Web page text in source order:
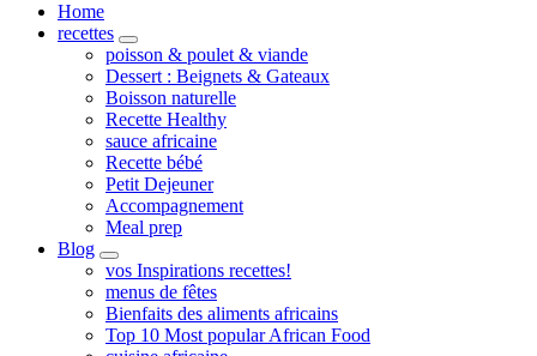
Home
recettes
expand
child
menu
poisson & poulet & viande
Dessert : Beignets & Gateaux
Boisson naturelle
Recette Healthy
sauce africaine
Recette bébé
Petit Dejeuner
Accompagnement
Meal prep
Blog
expand
child
menu
vos Inspirations recettes!
menus de fêtes
Bienfaits des aliments africains
Top 10 Most popular African Food